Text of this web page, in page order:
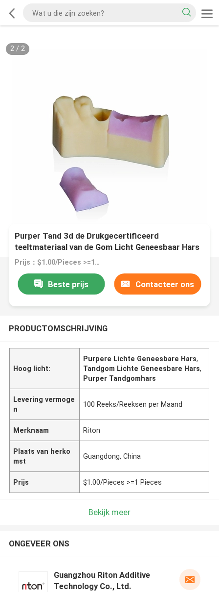
2/ 2
Purper Tand 3d de Drukgecertificeerd
teeltmateriaal van de Gom Licht Geneesbaar Hars
Prijs：$1.00/Pieces >=1 Pieces
Beste prijs Contacteer ons
PRODUCTOMSCHRIJVING
Hoog licht:
Purpere Lichte Geneesbare Hars,
Tandgom Lichte Geneesbare Hars,
Purper Tandgomhars
Levering vermoge
n
100 Reeks/Reeksen per Maand
Merknaam Riton
Plaats van herko
mst
Guangdong, China
Prijs $1.00/Pieces >=1 Pieces
Bekijk meer
ONGEVEER ONS
Guangzhou Riton Additive
Technology Co., Ltd.